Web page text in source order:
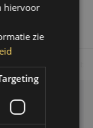
voor 14.00 uur
hiervoor
zie